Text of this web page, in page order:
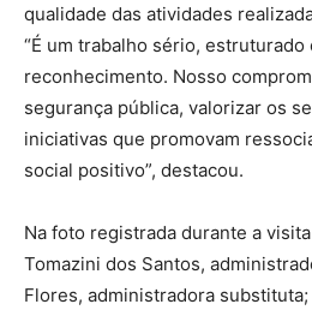
qualidade das atividades
“É um trabalho sério, estruturado
reconhecimento. Nosso
segurança pública, valorizar os
iniciativas que promovam
social positivo”, destacou.
Na foto registrada durante a
Tomazini dos Santos,
Flores, administradora